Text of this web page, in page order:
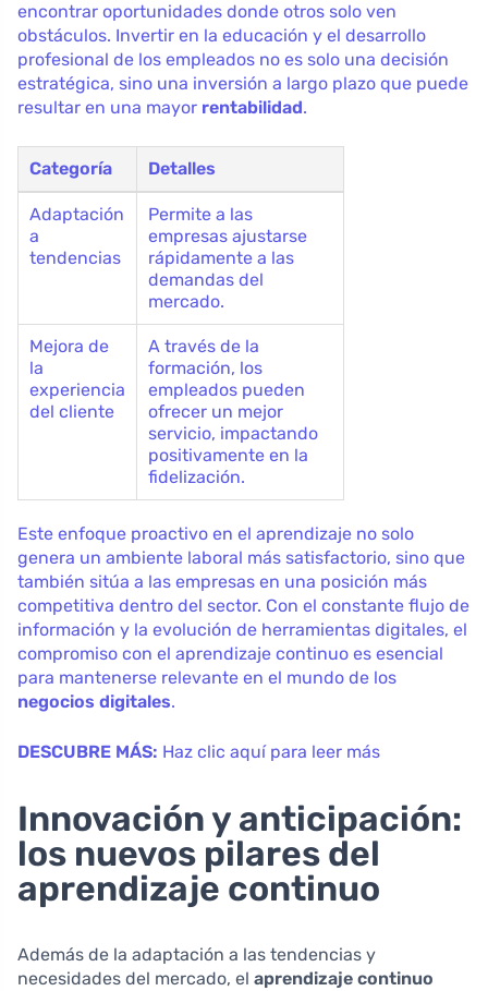
encontrar oportunidades donde otros solo ven
obstáculos. Invertir en la educación y el desarrollo
profesional de los empleados no es solo una decisión
estratégica, sino una inversión a largo plazo que puede
resultar en una mayor rentabilidad.
Categoría Detalles
Adaptación
a
tendencias
Permite a las
empresas ajustarse
rápidamente a las
demandas del
mercado.
Mejora de
la
experiencia
del cliente
A través de la
formación, los
empleados pueden
ofrecer un mejor
servicio, impactando
positivamente en la
fidelización.
Este enfoque proactivo en el aprendizaje no solo
genera un ambiente laboral más satisfactorio, sino que
también sitúa a las empresas en una posición más
competitiva dentro del sector. Con el constante flujo de
información y la evolución de herramientas digitales, el
compromiso con el aprendizaje continuo es esencial
para mantenerse relevante en el mundo de los
negocios digitales.
DESCUBRE MÁS: Haz clic aquí para leer más
Innovación y anticipación:
los nuevos pilares del
aprendizaje continuo
Además de la adaptación a las tendencias y
necesidades del mercado, el aprendizaje continuo